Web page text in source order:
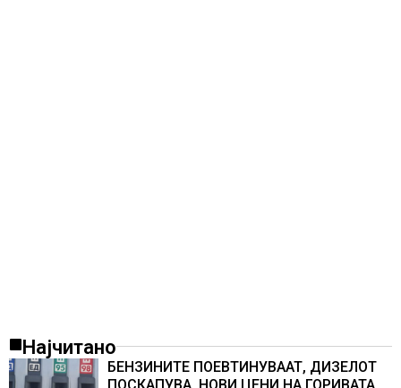
Најчитано
БЕНЗИНИТЕ ПОЕВТИНУВААТ, ДИЗЕЛОТ